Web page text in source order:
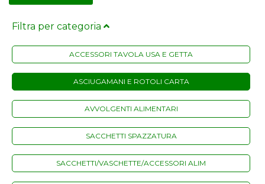
Filtra per categoria
ACCESSORI TAVOLA USA E GETTA
ASCIUGAMANI E ROTOLI CARTA
AVVOLGENTI ALIMENTARI
SACCHETTI SPAZZATURA
SACCHETTI/VASCHETTE/ACCESSORI ALIM